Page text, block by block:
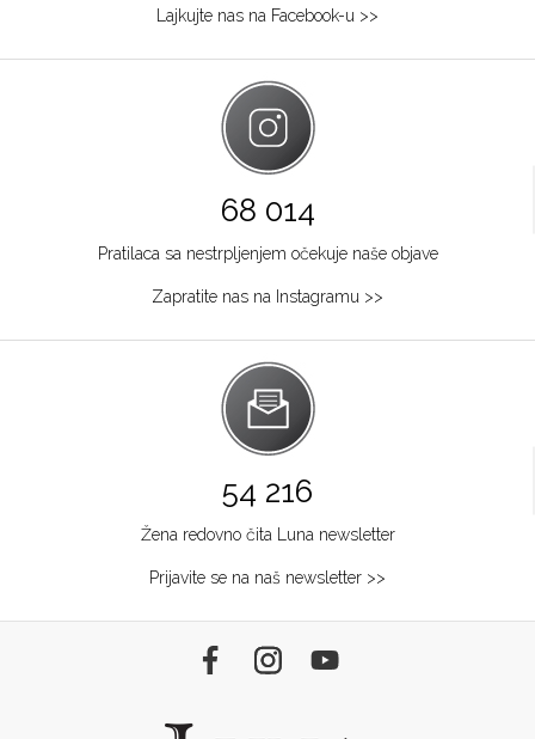
Lajkujte nas na Facebook-u >>
68 014
Pratilaca sa nestrpljenjem očekuje naše objave
Zapratite nas na Instagramu >>
54 216
Žena redovno čita Luna newsletter
Prijavite se na naš newsletter >>